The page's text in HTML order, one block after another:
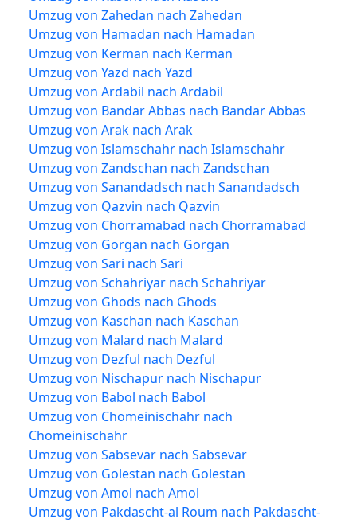
Umzug von Zahedan nach Zahedan
Umzug von Hamadan nach Hamadan
Umzug von Kerman nach Kerman
Umzug von Yazd nach Yazd
Umzug von Ardabil nach Ardabil
Umzug von Bandar Abbas nach Bandar Abbas
Umzug von Arak nach Arak
Umzug von Islamschahr nach Islamschahr
Umzug von Zandschan nach Zandschan
Umzug von Sanandadsch nach Sanandadsch
Umzug von Qazvin nach Qazvin
Umzug von Chorramabad nach Chorramabad
Umzug von Gorgan nach Gorgan
Umzug von Sari nach Sari
Umzug von Schahriyar nach Schahriyar
Umzug von Ghods nach Ghods
Umzug von Kaschan nach Kaschan
Umzug von Malard nach Malard
Umzug von Dezful nach Dezful
Umzug von Nischapur nach Nischapur
Umzug von Babol nach Babol
Umzug von Chomeinischahr nach
Chomeinischahr
Umzug von Sabsevar nach Sabsevar
Umzug von Golestan nach Golestan
Umzug von Amol nach Amol
Umzug von Pakdascht-al Roum nach Pakdascht-